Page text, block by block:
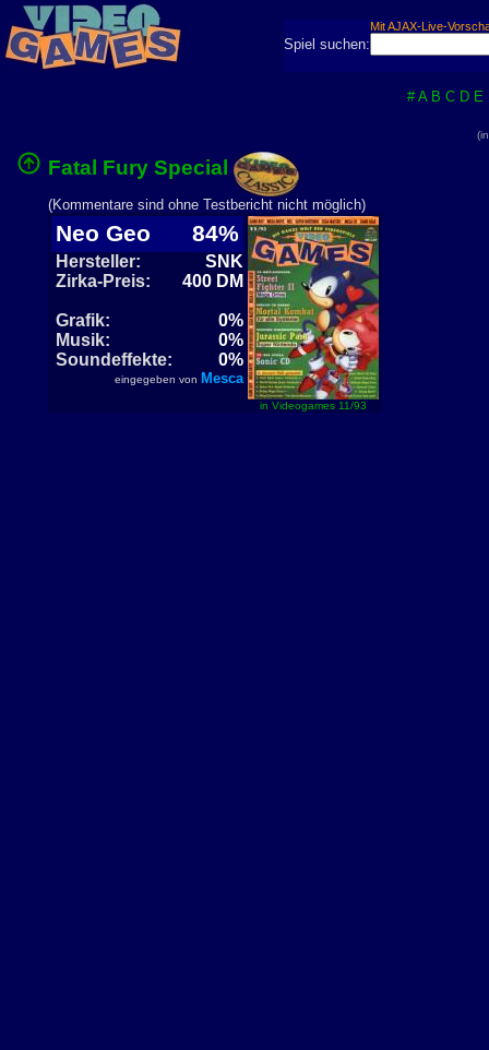
Mit AJAX-Live-
Spiel suchen:
# A B C D E
Fatal Fury Special
(Kommentare sind ohne Testbericht nicht möglich)
Neo Geo 84%
Hersteller:
SNK
Zirka-Preis:
400 DM
Grafik:
0%
Musik:
0%
Soundeffekte:
0%
eingegeben von Mesca
in Videogames 11/93